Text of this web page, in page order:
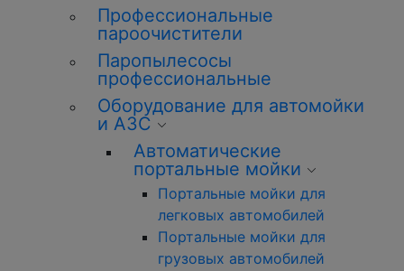
Профессиональные
пароочистители
Паропылесосы
профессиональные
Оборудование для автомойки
и АЗС
Автоматические
портальные мойки
Портальные мойки для
легковых автомобилей
Портальные мойки для
грузовых автомобилей